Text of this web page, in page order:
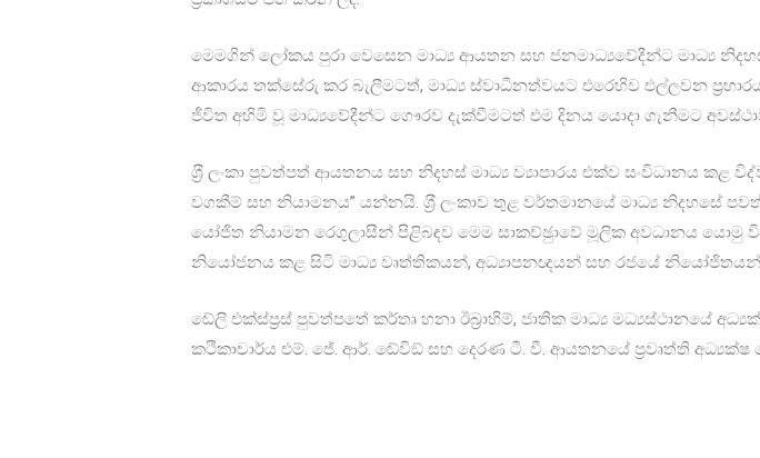
මෙමගින් ලෝකය පුරා වෙසෙන මාධ්‍ය ආයතන සහ ජනමාධ්‍යවේදීන්ට මාධ්‍ය
ආකාරය තක්සේරු කර බැලීමටත්, මාධ්‍ය ස්වාධීනත්වයට එරෙහිව එල්ලවන
ජීවිත අහිමි වූ මාධ්‍යවේදීන්ට ගෞරව දැක්වීමටත් එම දිනය යොදා ගැනීමට
ශ‍්‍රී ලංකා පුවත්පත් ආයතනය සහ නිදහස් මාධ්‍ය ව්‍යාපාරය එක්ව සංවිධානය කළ
වගකීම් සහ නියාමනය” යන්නයි. ශ‍්‍රී ලංකාව තුළ වර්තමානයේ මාධ්‍ය නිදහසේ
යෝජිත නියාමන රෙගුලාසීන් පිළිබඳව මෙම සාකච්ඡුාවේ මූලික අවධානය යොමු
නියෝජනය කළ සිටි මාධ්‍ය වෘත්තිකයන්, අධ්‍යාපනඥයන් සහ රජයේ නියෝජිතයන්
ඬේලි එක්ස්ප‍්‍රස් පුවත්පතේ කර්තෘ හනා ඊබ‍්‍රාහිම්, ජාතික මාධ්‍ය මධ්‍යස්ථානයේ
කථිකාචාර්ය එම්. ජේ. ආර්. ඬේවිඞ් සහ දෙරණ ටී. වී. ආයතනයේ ප‍්‍රවෘත්ති